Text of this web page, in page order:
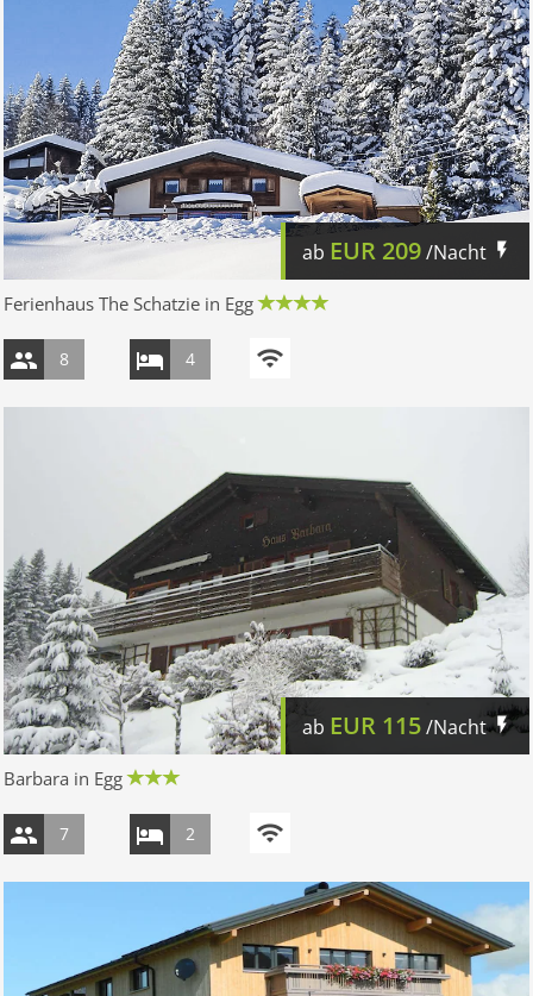
ab EUR 209/Nacht
Ferienhaus The Schatzie in Egg
8 4
ab EUR 115/Nacht
Barbara in Egg
7 2